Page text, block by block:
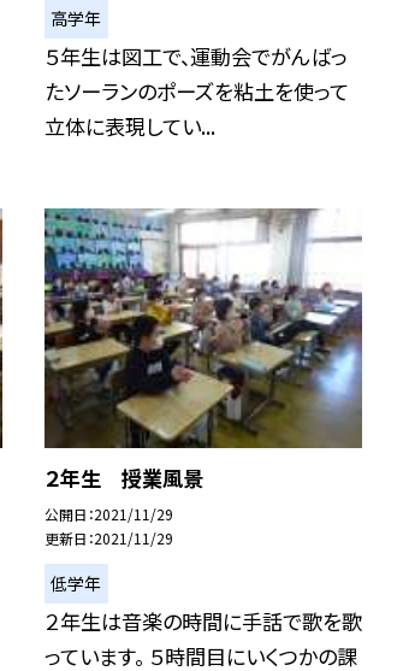
高学年
５年生は図工で、運動会でがんばっ
たソーランのポーズを粘土を使って
立体に表現してい...
２年生 授業風景
公開日 2021/11/29
更新日 2021/11/29
低学年
２年生は音楽の時間に手話で歌を歌
っています。 ５時間目にいくつかの課